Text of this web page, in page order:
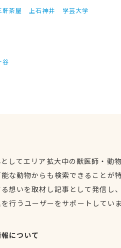
軒茶屋 上石神井
学芸大学
谷
してエリア拡大中の獣医師・動
な動物からも検索できることが
想いを取材し記事として発信し
行うユーザーをサポートしてい
について